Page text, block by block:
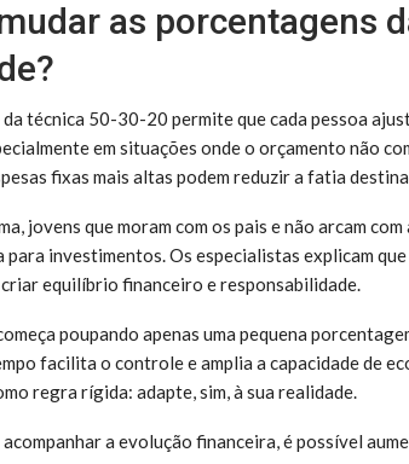
as porcentagens
técnica 50-30-20 permite que cada pessoa
em situações onde o orçamento não
fixas mais altas podem reduzir a fatia
jovens que moram com os pais e não arcam
para investimentos. Os especialistas explicam
equilíbrio financeiro e responsabilidade.
poupando apenas uma pequena
facilita o controle e amplia a capacidade de
regra rígida: adapte, sim, à sua realidade.
acompanhar a evolução financeira, é possível